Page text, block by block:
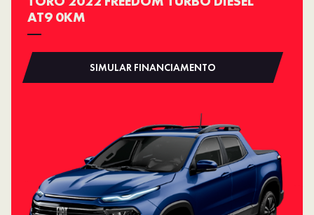
AT9 0KM
SIMULAR FINANCIAMENTO